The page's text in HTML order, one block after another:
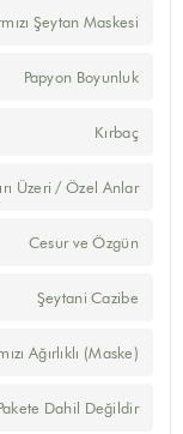
Şeytan Maskesi
Papyon Boyunluk
Kırbaç
Üzeri / Özel Anlar
Cesur ve Özgün
Şeytani Cazibe
Ağırlıklı (Maske)
Dahil Değildir